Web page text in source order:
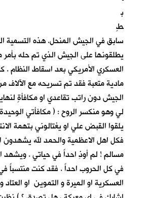
ب
طٍ
سابق في الجيش المنحل. هذه التسمية
يطلقونها على الجيش الذي تم حله بأمر
العسكري الأمريكي بعد اسقاط النظام .
مادية متعبة فقد تم تسريحه مع
الجيش دون راتب تقاعدي او مكافأةٍ
لي وهو منكسر الروح : ( مكافأتي
يلقوا القبض علي او يغتالوني بتهمة
فكل اهل الاعظمية والحمد لله
مسالم ! لم أوذِ احداً في حياتي . ويشهد
في كل الحروب احداً . فقد كنت منتسباً
العسكرية او الميرة و التموين او